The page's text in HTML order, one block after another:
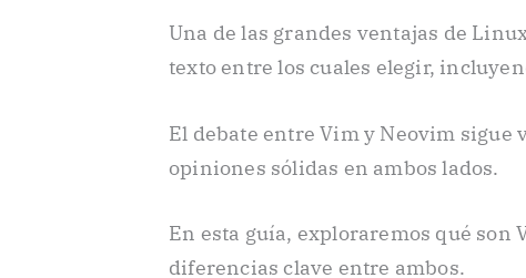
Una de las grandes ventajas de
texto entre los cuales elegir,
El debate entre Vim y Neovim sigue
opiniones sólidas en ambos lados.
En esta guía, exploraremos qué son
diferencias clave entre ambos.